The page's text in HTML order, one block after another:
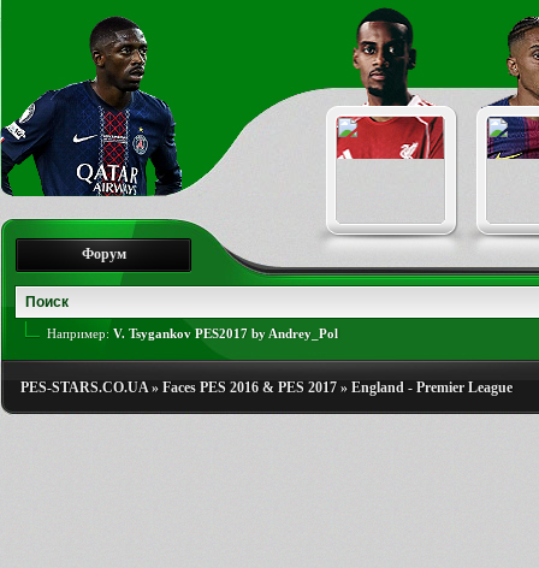
Форум
Например: V. Tsygankov PES2017 by Andrey_Pol
PES-STARS.CO.UA» Faces PES 2016 & PES 2017 » England - Premier League